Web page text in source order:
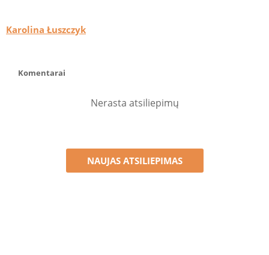
Karolina Łuszczyk
Komentarai
Nerasta atsiliepimų
NAUJAS ATSILIEPIMAS